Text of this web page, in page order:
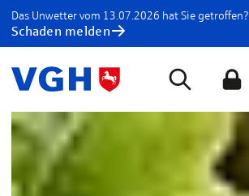
Das Unwetter vom 13.07.2026 hat Sie getroffen?
Schaden melden